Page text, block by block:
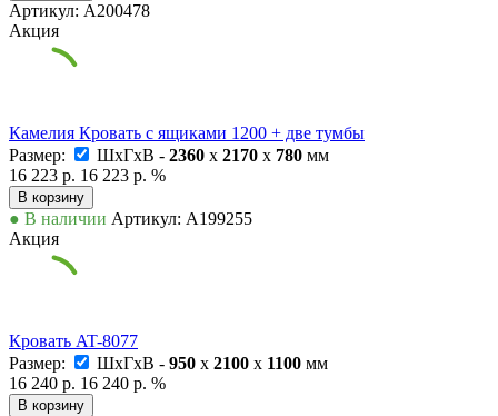
Артикул: А200478
Акция
Камелия Кровать с ящиками 1200 + две тумбы
Размер:
ШxГxВ - 2360 x 2170 x 780 мм
16 223 р. 16 223 р. %
В корзину
● В наличии Артикул: А199255
Акция
Кровать AT-8077
Размер:
ШxГxВ - 950 x 2100 x 1100 мм
16 240 р. 16 240 р. %
В корзину